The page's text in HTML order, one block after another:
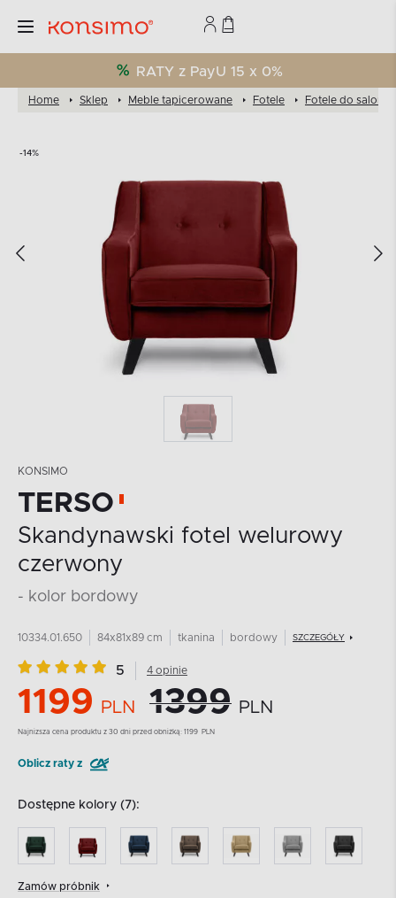
RATY z PayU 15 x 0%
Home Sklep Meble tapicerowane Fotele Fotele do salonu
-14%
KONSIMO
TERSO
Skandynawski fotel welurowy
czerwony
- kolor bordowy
10334.01.650 84x81x89 cm tkanina bordowy SZCZEGÓŁY
5 4 opinie
1199 PLN 1399 PLN
Najnizsza cena produktu z 30 dni przed obniżką: 1199 PLN
Oblicz raty z
Dostępne kolory (7):
Zamów próbnik